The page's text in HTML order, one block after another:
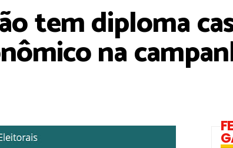
tem diploma
na